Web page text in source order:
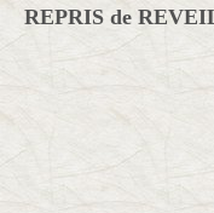
REPRIS de